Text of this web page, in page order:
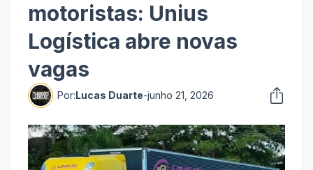
motoristas: Unius
Logística abre novas
vagas
Por:Lucas Duarte-junho 21, 2026